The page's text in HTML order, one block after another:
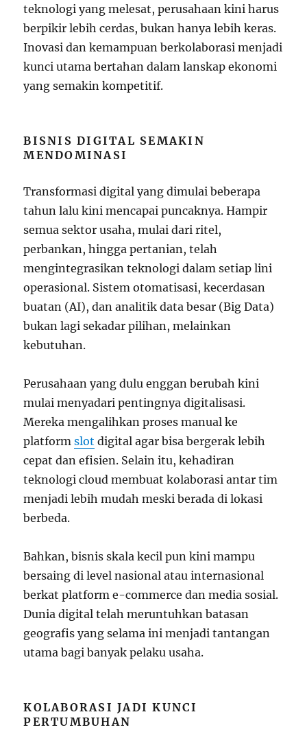
teknologi yang melesat, perusahaan kini harus
berpikir lebih cerdas, bukan hanya lebih keras.
Inovasi dan kemampuan berkolaborasi menjadi
kunci utama bertahan dalam lanskap ekonomi
yang semakin kompetitif.
BISNIS DIGITAL SEMAKIN
MENDOMINASI
Transformasi digital yang dimulai beberapa
tahun lalu kini mencapai puncaknya. Hampir
semua sektor usaha, mulai dari ritel,
perbankan, hingga pertanian, telah
mengintegrasikan teknologi dalam setiap lini
operasional. Sistem otomatisasi, kecerdasan
buatan (AI), dan analitik data besar (Big Data)
bukan lagi sekadar pilihan, melainkan
kebutuhan.
Perusahaan yang dulu enggan berubah kini
mulai menyadari pentingnya digitalisasi.
Mereka mengalihkan proses manual ke
platformslot digital agar bisa bergerak lebih
cepat dan efisien. Selain itu, kehadiran
teknologi cloud membuat kolaborasi antar tim
menjadi lebih mudah meski berada di lokasi
berbeda.
Bahkan, bisnis skala kecil pun kini mampu
bersaing di level nasional atau internasional
berkat platform e-commerce dan media sosial.
Dunia digital telah meruntuhkan batasan
geografis yang selama ini menjadi tantangan
utama bagi banyak pelaku usaha.
KOLABORASI JADI KUNCI
PERTUMBUHAN